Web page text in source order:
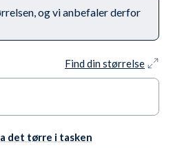
og vi anbefaler derfor
Find din størrelse
det tørre i tasken